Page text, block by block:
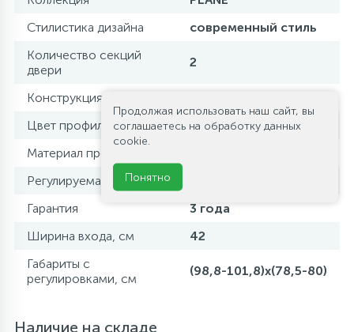
Стилистика дизайна
современный стиль
Количество секций
двери
2
Конструкция дверей
Цвет профиля
хром
Материал профиля
Регулируемая ширина
Гарантия
3 года
Ширина входа, см
42
Габариты с
регулировками, см
(98,8-101,8)x(78,5-80)
Наличие на складе
Продолжая использовать наш сайт, вы
соглашаетесь на обработку данных
cookie.
Понятно